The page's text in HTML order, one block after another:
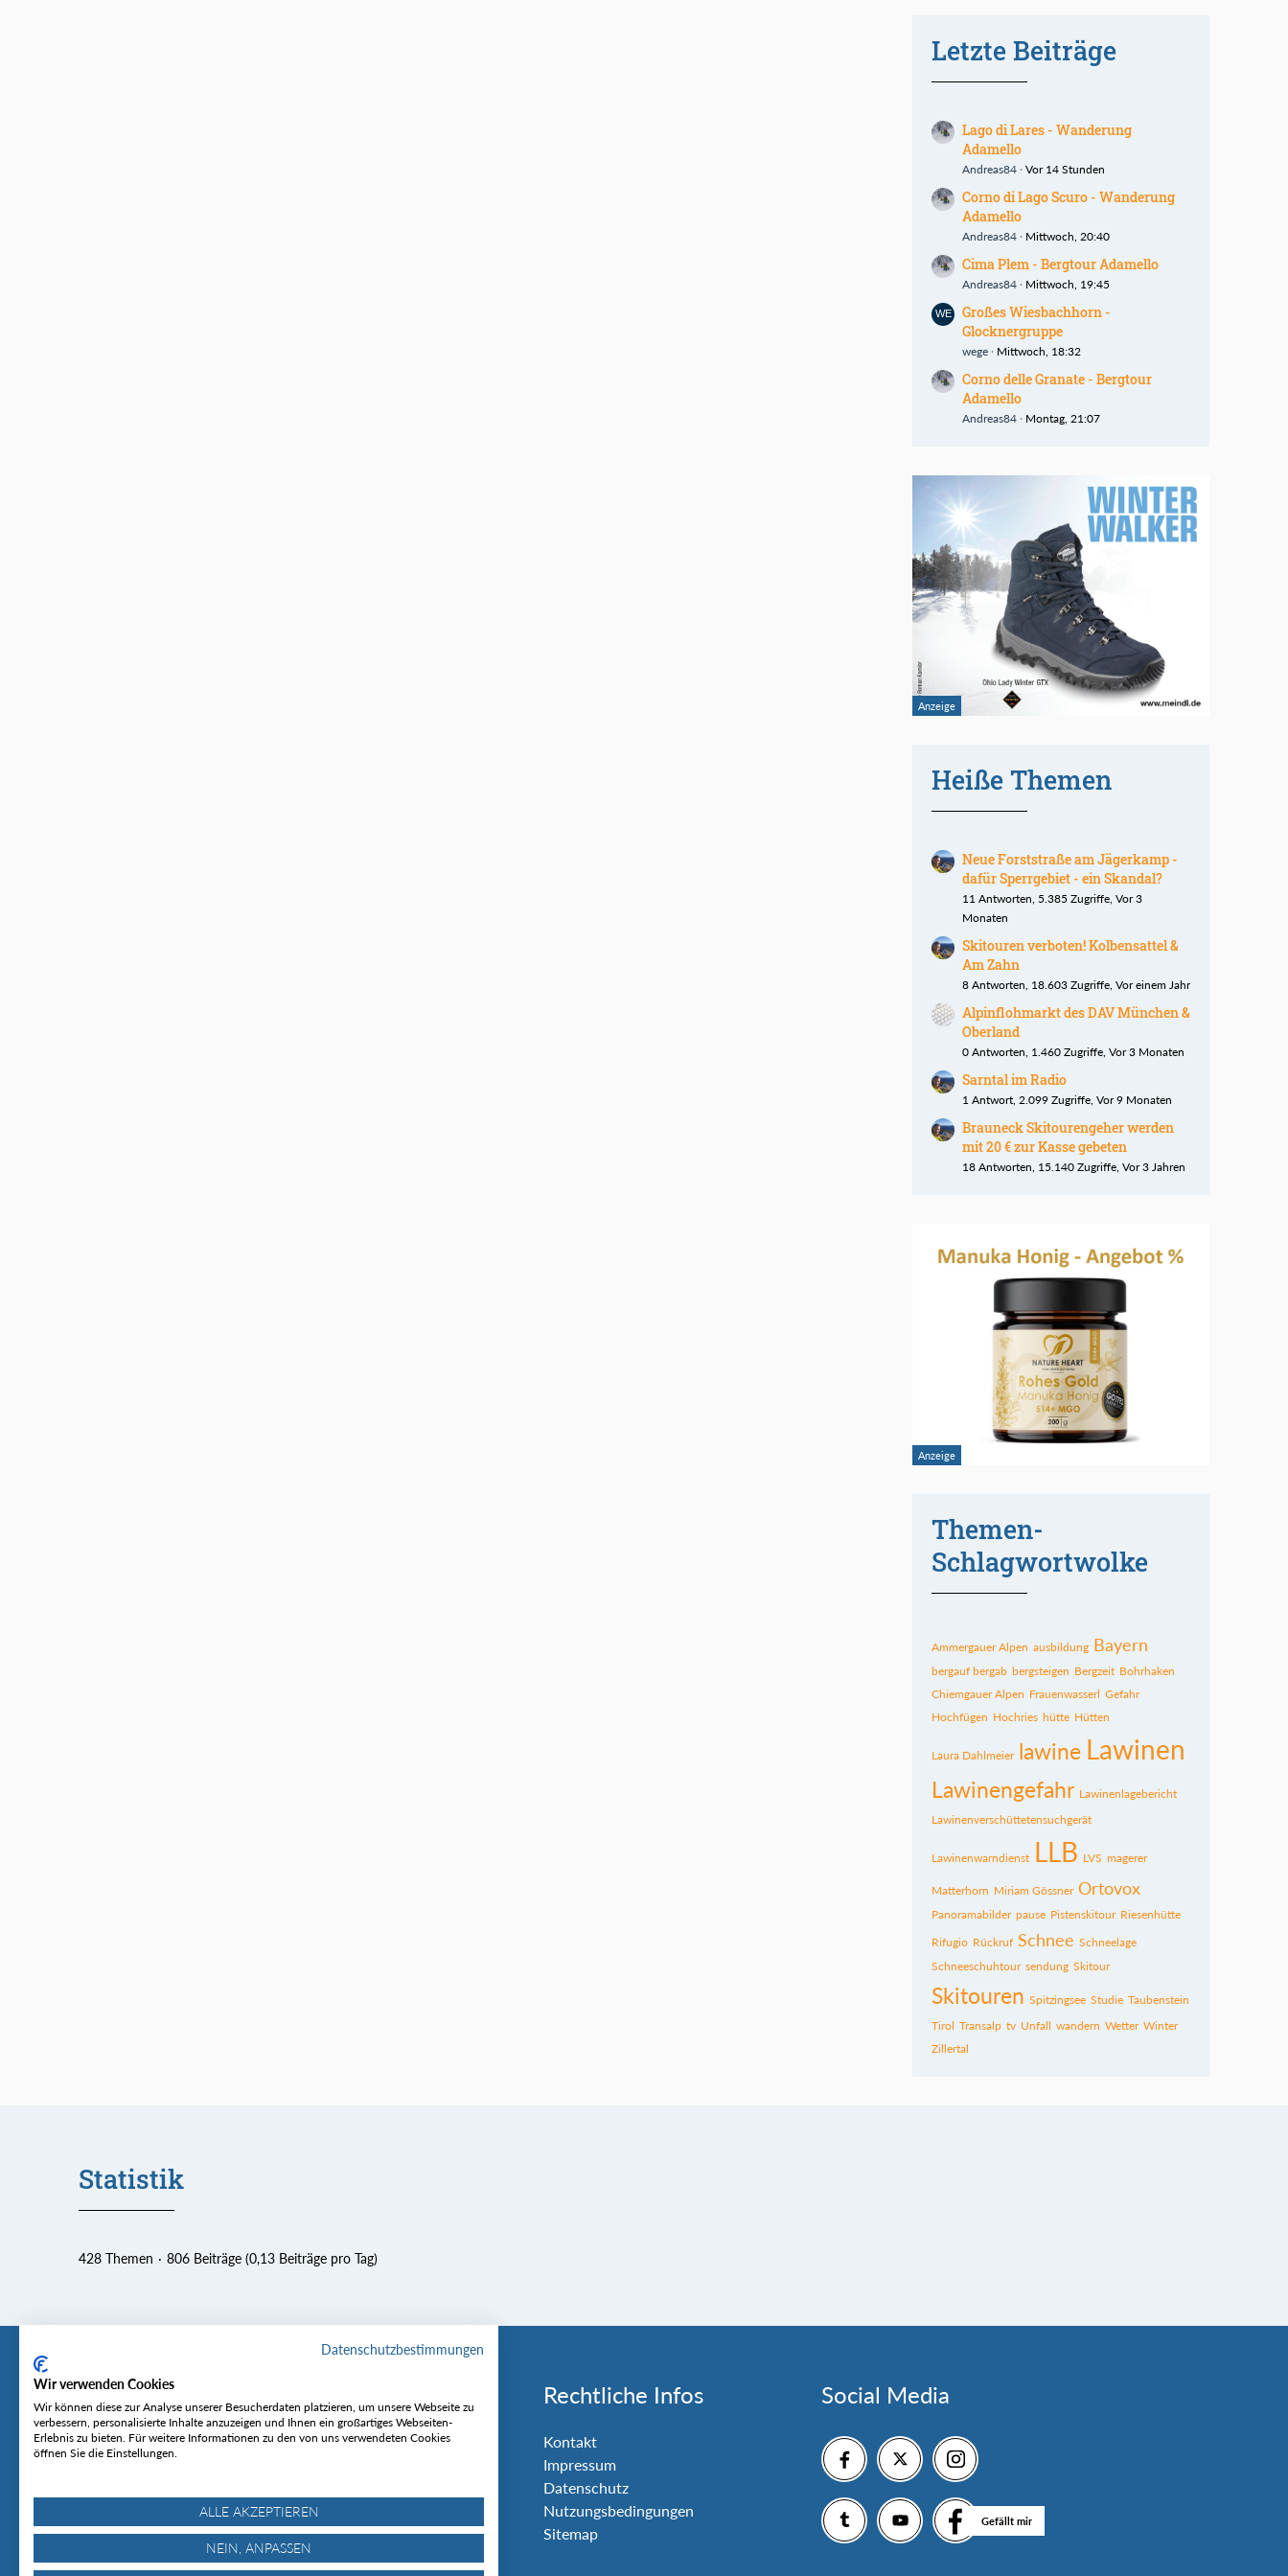
Letzte Beiträge
Lago di Lares - Wanderung
Adamello
Andreas84 Vor 14 Stunden
Corno di Lago Scuro - Wanderung
Adamello
Andreas84 Mittwoch, 20:40
Cima Plem - Bergtour Adamello
Andreas84 Mittwoch, 19:45
Großes Wiesbachhorn -
Glocknergruppe
wege Mittwoch, 18:32
Corno delle Granate - Bergtour
Adamello
Andreas84 Montag, 21:07
Heiße Themen
Neue Forststraße am Jägerkamp -
dafür Sperrgebiet - ein Skandal?
11 Antworten, 5.385 Zugriffe, Vor 3
Monaten
Skitouren verboten! Kolbensattel &
Am Zahn
8 Antworten, 18.603 Zugriffe, Vor einem Jahr
Alpinflohmarkt des DAV München &
Oberland
0 Antworten, 1.460 Zugriffe, Vor 3 Monaten
Sarntal im Radio
1 Antwort, 2.099 Zugriffe, Vor 9 Monaten
Brauneck Skitourengeher werden
mit 20 € zur Kasse gebeten
18 Antworten, 15.140 Zugriffe, Vor 3 Jahren
Themen-
Schlagwortwolke
Ammergauer Alpen ausbildung Bayern
bergauf bergab bergsteigen Bergzeit Bohrhaken
Chiemgauer Alpen Frauenwasserl Gefahr
Hochfügen Hochries hütte Hütten
Laura Dahlmeier lawine Lawinen
Lawinengefahr Lawinenlagebericht
Lawinenverschüttetensuchgerät
Lawinenwarndienst LLB LVS magerer
Matterhorn Miriam Gössner Ortovox
Panoramabilder pause Pistenskitour Riesenhütte
Rifugio Rückruf Schnee Schneelage
Schneeschuhtour sendung Skitour
Skitouren Spitzingsee Studie Taubenstein
Tirol Transalp tv Unfall wandern Wetter Winter
Zillertal
Statistik
428 Themen 806 Beiträge (0,13 Beiträge pro Tag)
Tourentipp
Über uns
Wetter & Lawinenlage
Rechtliche Infos
Kontakt
Impressum
Datenschutz
Nutzungsbedingungen
Sitemap
Social Media
Gefällt mir
Datenschutzbestimmungen
Wir verwenden Cookies
Wir können diese zur Analyse unserer Besucherdaten platzieren, um unsere Webseite zu
verbessern, personalisierte Inhalte anzuzeigen und Ihnen ein großartiges Webseiten-
Erlebnis zu bieten. Für weitere Informationen zu den von uns verwendeten Cookies
öffnen Sie die Einstellungen.
ALLE AKZEPTIEREN
NEIN, ANPASSEN